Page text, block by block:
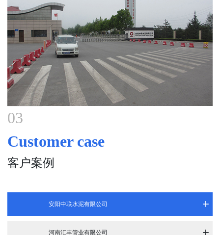
03
Customer case
安阳中联水泥有限公司